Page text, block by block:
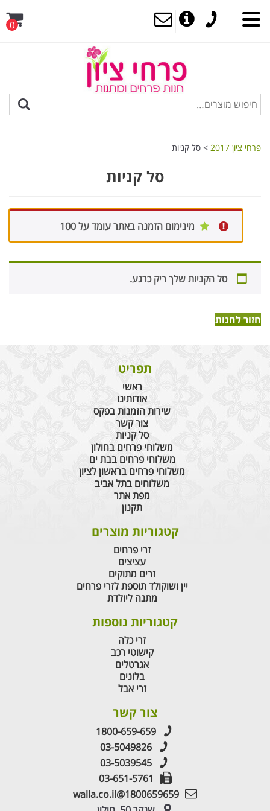
0
פרחי ציון 2017 > סל קניות
סל קניות
מינימום הזמנה באתר עומד על 100
סל הקניות שלך ריק כרגע.
חזור לחנות
תפריט
ראשי
אודותינו
שירות הזמנות בפקס
צור קשר
סל קניות
משלוחי פרחים בחולון
משלוחי פרחים בבת ים
משלוחי פרחים בראשון לציון
משלוחים בתל אביב
מפת אתר
תקנון
קטגוריות מוצרים
זרי פרחים
עציצים
זרים מתוקים
יין ושוקולד תוספת לזרי פרחים
מתנה ליולדת
קטגוריות נוספות
זרי כלה
קישוטי רכב
אגרטלים
בלונים
זרי אבל
צור קשר
1800-659-659
03-5049826
03-5039545
03-651-5761
1800659659@walla.co.il